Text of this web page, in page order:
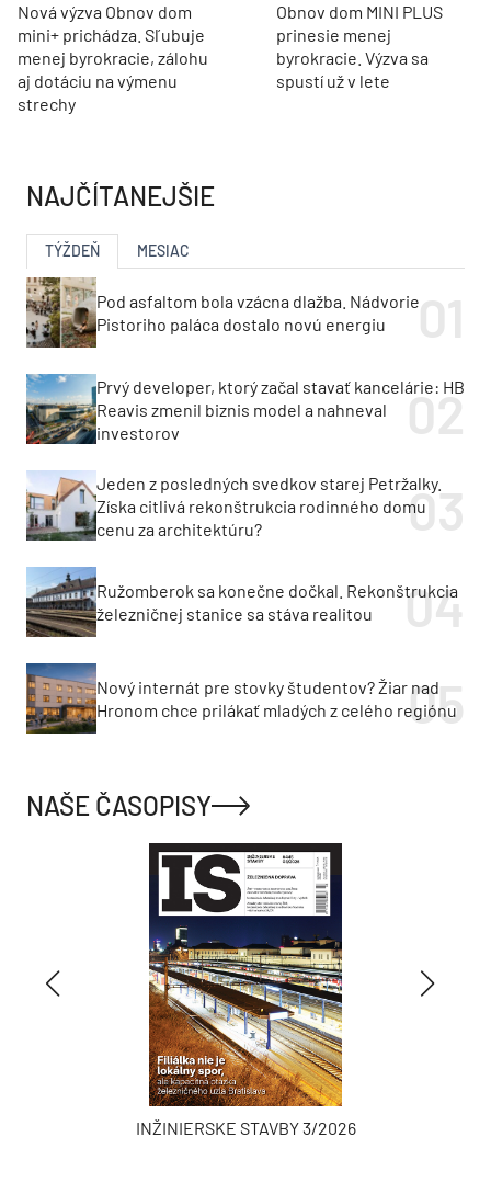
Nová výzva Obnov dom
mini+ prichádza. Sľubuje
menej byrokracie, zálohu
aj dotáciu na výmenu
strechy
Obnov dom MINI PLUS
prinesie menej
byrokracie. Výzva sa
spustí už v lete
NAJČÍTANEJŠIE
TÝŽDEŇ MESIAC
Pod asfaltom bola vzácna dlažba. Nádvorie
Pistoriho paláca dostalo novú energiu
Prvý developer, ktorý začal stavať kancelárie: HB
Reavis zmenil biznis model a nahneval
investorov
Jeden z posledných svedkov starej Petržalky.
Získa citlivá rekonštrukcia rodinného domu
cenu za architektúru?
Ružomberok sa konečne dočkal. Rekonštrukcia
železničnej stanice sa stáva realitou
Nový internát pre stovky študentov? Žiar nad
Hronom chce prilákať mladých z celého regiónu
NAŠE ČASOPISY
INŽINIERSKE STAVBY 3/2026